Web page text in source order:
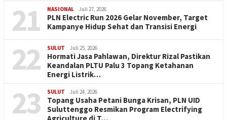
21 NASIONAL Juli 27, 2026
PLN Electric Run 2026 Gelar November, Target
Kampanye Hidup Sehat dan Transisi Energi
22 SULUT Juli 25, 2026
Hormati Jasa Pahlawan, Direktur Rizal Pastikan
Keandalan PLTU Palu 3 Topang Ketahanan
Energi Listrik…
23 SULUT Juli 24, 2026
Topang Usaha Petani Bunga Krisan, PLN UID
Suluttenggo Resmikan Program Electrifying